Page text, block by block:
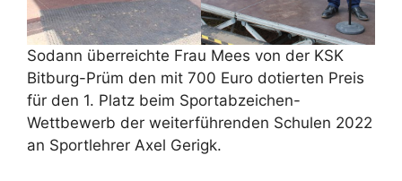
Sodann überreichte Frau Mees von der KSK
Bitburg-Prüm den mit 700 Euro dotierten Preis
für den 1. Platz beim Sportabzeichen-
Wettbewerb der weiterführenden Schulen 2022
an Sportlehrer Axel Gerigk.